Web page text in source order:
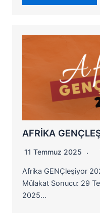
AFRİKA
11 Temmuz 2025
Afrika GENÇleşiyor
Mülakat Sonucu: 29
2025…